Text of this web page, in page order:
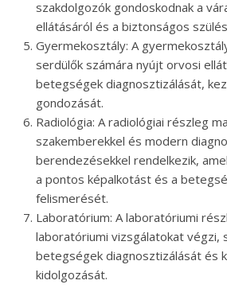
szakdolgozók gondoskodnak a
ellátásáról és a biztonságos
Gyermekosztály: A
serdülők számára nyújt orvosi
betegségek diagnosztizálását,
gondozását.
Radiológia: A radiológiai részleg
szakemberekkel és modern
berendezésekkel rendelkezik,
a pontos képalkotást és a
felismerését.
Laboratórium: A laboratóriumi
laboratóriumi vizsgálatokat végzi,
betegségek diagnosztizálását és
kidolgozását.